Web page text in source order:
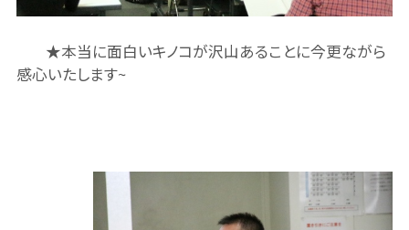
★本当に面白いキノコが沢山あることに今更ながら
感心いたします~